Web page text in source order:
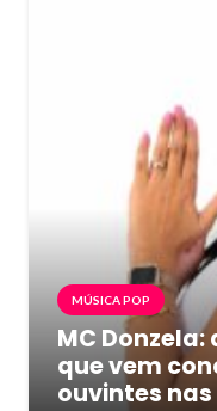
MÚSICA POP
MC
que vem
ouvintes